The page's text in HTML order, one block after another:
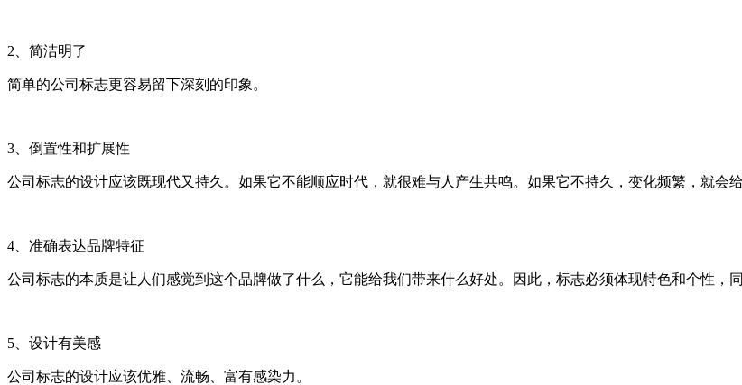
2、简洁明了
简单的公司标志更容易留下深刻的印象。
3、倒置性和扩展性
公司标志的设计应该既现代又持久。如果它不能顺应时代，就很难与人产生共鸣。如果它不持久，变化频繁，就会
4、准确表达品牌特征
公司标志的本质是让人们感觉到这个品牌做了什么，它能给我们带来什么好处。因此，标志必须体现特色和个性，
5、设计有美感
公司标志的设计应该优雅、流畅、富有感染力。